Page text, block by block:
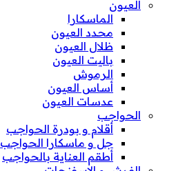
العيون
الماسكارا
محدد العيون
ظلال العيون
باليت العيون
الرموش
أساس العيون
عدسات العيون
الحواجب
أقلام و بودرة الحواجب
جل و ماسكارا الحواجب
أطقم العناية بالحواجب